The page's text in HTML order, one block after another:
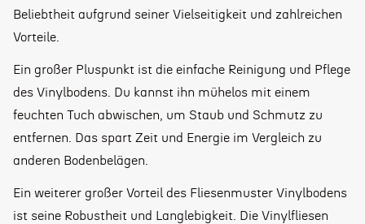
Beliebtheit aufgrund seiner Vielseitigkeit und zahlreichen
Vorteile.
Ein großer Pluspunkt ist die einfache Reinigung und Pflege
des Vinylbodens. Du kannst ihn mühelos mit einem
feuchten Tuch abwischen, um Staub und Schmutz zu
entfernen. Das spart Zeit und Energie im Vergleich zu
anderen Bodenbelägen.
Ein weiterer großer Vorteil des Fliesenmuster Vinylbodens
ist seine Robustheit und Langlebigkeit. Die Vinylfliesen